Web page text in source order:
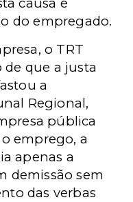
do empregado.
o TRT
que a justa
a
Regional,
pública
emprego, a
apenas a
demissão sem
das verbas